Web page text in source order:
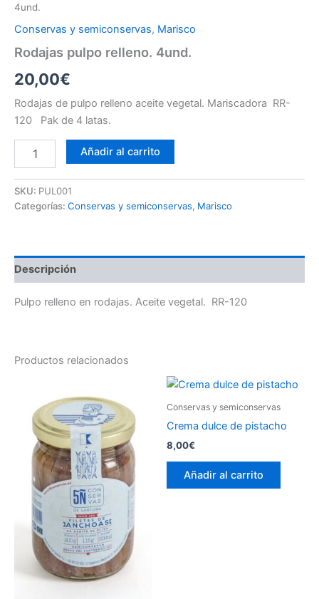
4und.
Conservas y semiconservas, Marisco
Rodajas pulpo relleno. 4und.
20,00€
Rodajas de pulpo relleno aceite vegetal. Mariscadora RR-
120 Pak de 4 latas.
Añadir al carrito
SKU: PUL001
Categorías: Conservas y semiconservas, Marisco
Descripción
Pulpo relleno en rodajas. Aceite vegetal. RR-120
Productos relacionados
Conservas y semiconservas
Crema dulce de pistacho
8,00€
Añadir al carrito